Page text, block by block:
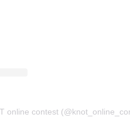
online contest